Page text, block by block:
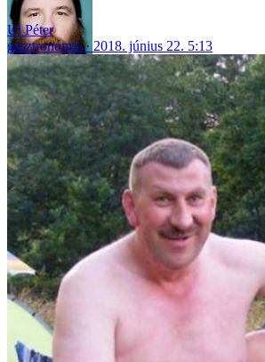
Uj Péter
gasztronómia
2018. június 22. 5:13